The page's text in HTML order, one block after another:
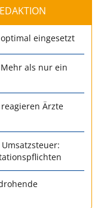
eingesetzt
als nur ein
Ärzte